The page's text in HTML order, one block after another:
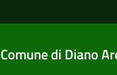
Comune di Diano